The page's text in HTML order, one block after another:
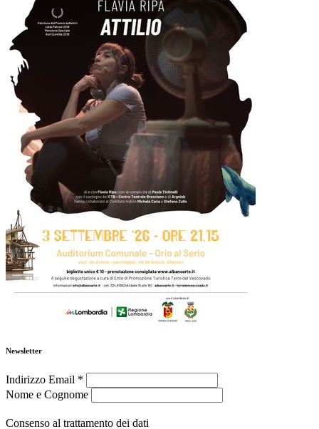
Newsletter
Indirizzo Email *
Nome e Cognome
Consenso al trattamento dei dati